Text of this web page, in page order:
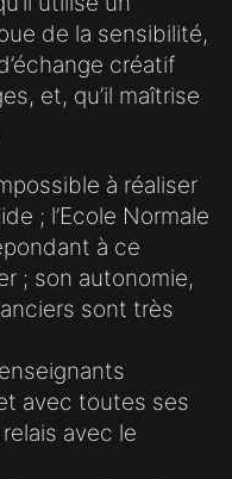
de la sensibilité,
créatif
et, qu’il maîtrise
à réaliser
; l’Ecole Normale
à ce
; son autonomie,
sont très
avec toutes ses
avec le